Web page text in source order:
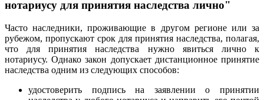
нотариусу для принятия наследства лично"
Часто наследники, проживающие в другом регионе или за
рубежом, пропускают срок для принятия наследства, полагая,
что для принятия наследства нужно явиться лично к
нотариусу. Однако закон допускает дистанционное принятие
наследства одним из следующих способов:
удостоверить подпись на заявлении о принятии